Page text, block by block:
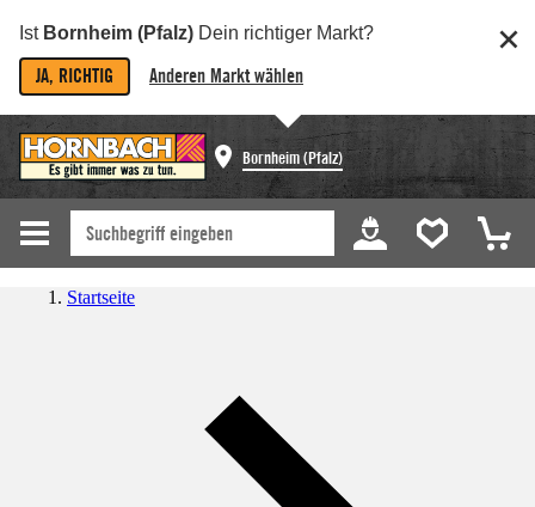
Ist Bornheim (Pfalz) Dein richtiger Markt?
JA, RICHTIG Anderen Markt wählen
Bornheim (Pfalz)
Startseite